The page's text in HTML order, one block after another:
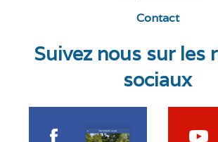
Contact
Suivez nous sur les
sociaux